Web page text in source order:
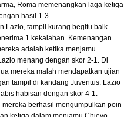
Roma memenangkan laga ketiga
hasil 1-3.
Lazio, tampil kurang begitu baik
1 kekalahan. Kemenangan
adalah ketika menjamu
menang dengan skor 2-1. Di
mereka malah mendapatkan ujian
tampil di kandang Juventus. Lazio
habisan dengan skor 4-1.
mereka berhasil mengumpulkan poin